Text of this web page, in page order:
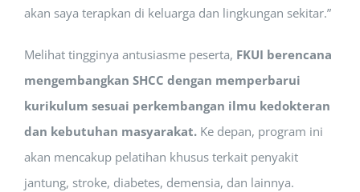
akan saya terapkan di keluarga dan lingkungan sekitar.”
Melihat tingginya antusiasme peserta, FKUI berencana
mengembangkan SHCC dengan memperbarui
kurikulum sesuai perkembangan ilmu kedokteran
dan kebutuhan masyarakat. Ke depan, program ini
akan mencakup pelatihan khusus terkait penyakit
jantung, stroke, diabetes, demensia, dan lainnya.